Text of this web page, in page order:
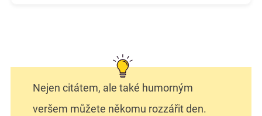
Nejen citátem, ale také humorným
veršem můžete někomu rozzářit den.